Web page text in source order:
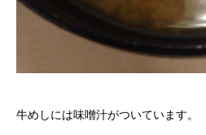
牛めしには味噌汁がついています。